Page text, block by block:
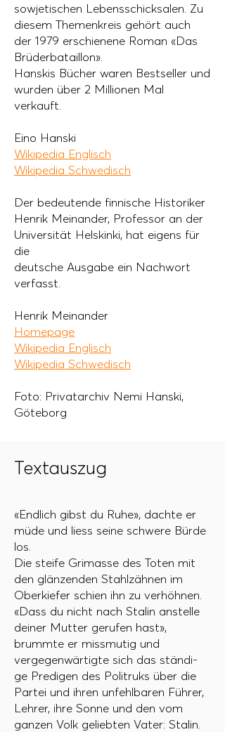
sowjetischen Lebensschicksalen. Zu
diesem Themenkreis gehört auch
der 1979 erschienene Roman «Das
Brüderbataillon».
Hanskis Bücher waren Bestseller und
wurden über 2 Millionen Mal
verkauft.
Eino Hanski
Wikipedia Englisch
Wikipedia Schwedisch
Der bedeutende finnische Historiker
Henrik Meinander, Professor an der
Universität Helskinki, hat eigens für
die
deutsche Ausgabe ein Nachwort
verfasst.
Henrik Meinander
Homepage
Wikipedia Englisch
Wikipedia Schwedisch
Foto: Privatarchiv Nemi Hanski,
Göteborg
Textauszug
«Endlich gibst du Ruhe», dachte er
müde und liess seine schwere Bürde
los.
Die steife Grimasse des Toten mit
den glänzenden Stahlzähnen im
Oberkiefer schien ihn zu verhöhnen.
«Dass du nicht nach Stalin anstelle
deiner Mutter gerufen hast»,
brummte er missmutig und
vergegenwärtigte sich das ständi-
ge Predigen des Politruks über die
Partei und ihren unfehlbaren Führer,
Lehrer, ihre Sonne und den vom
ganzen Volk geliebten Vater: Stalin.